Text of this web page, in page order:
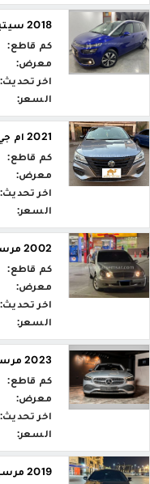
2018 سيتيروين C4 1.6
كم قاطع:
معرض:
اخر تحديث:
السعر:
2021 ام جي 5
كم قاطع:
معرض:
اخر تحديث:
السعر:
2002 مرسيدس بنز الفئه C سي 180
كم قاطع:
معرض:
اخر تحديث:
السعر:
2023 مرسيدس بنز الفئه C سي 180
كم قاطع:
معرض:
اخر تحديث:
السعر:
2019 مرسيدس بنز الفئه C سي 200 كوبيه